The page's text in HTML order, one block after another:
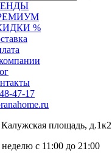
%
47-17
Калужская площадь, д.1к2
с 11:00 до 21:00